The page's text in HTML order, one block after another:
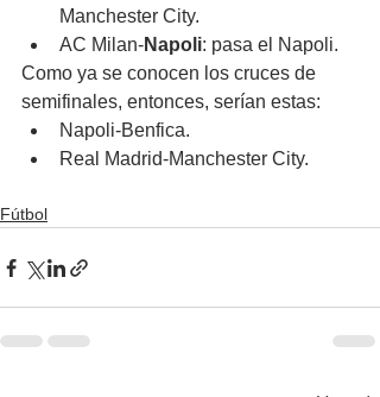
Manchester City.
AC Milan-Napoli: pasa el Napoli.
Como ya se conocen los cruces de
semifinales, entonces, serían estas:
Napoli-Benfica.
Real Madrid-Manchester City.
Fútbol